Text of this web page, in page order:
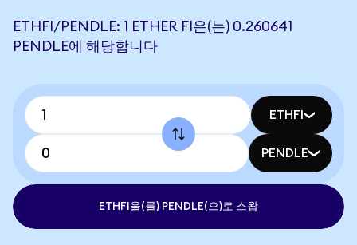
ETHFI/PENDLE: 1 ETHER FI은(는) 0.260641
PENDLE에 해당합니다
ETHFI
PENDLE
ETHFI을(를) PENDLE(으)로 스왑